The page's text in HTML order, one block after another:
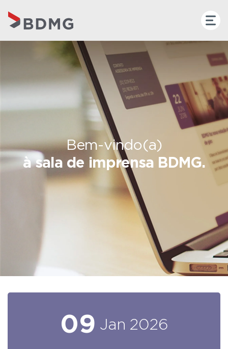
Bem-vindo(a)
à sala de imprensa BDMG.
09 Jan 2026